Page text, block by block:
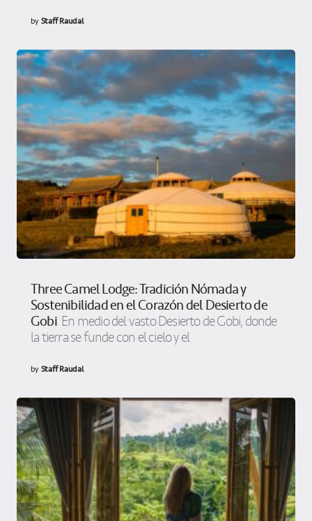
byStaff Raudal
Three Camel Lodge: Tradición Nómada y
Sostenibilidad en el Corazón del Desierto de
Gobi En medio del vasto Desierto de Gobi, donde
la tierra se funde con el cielo y el
byStaff Raudal